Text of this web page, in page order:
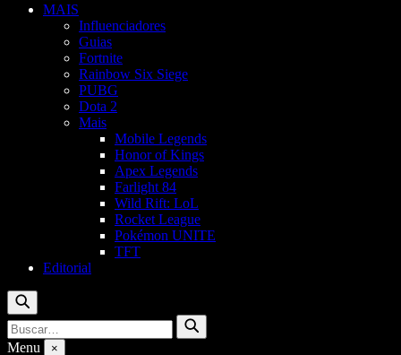
MAIS
Influenciadores
Guias
Fortnite
Rainbow Six Siege
PUBG
Dota 2
Mais
Mobile Legends
Honor of Kings
Apex Legends
Farlight 84
Wild Rift: LoL
Rocket League
Pokémon UNITE
TFT
Editorial
Buscar
Buscar
por:
Buscar
Menu ×